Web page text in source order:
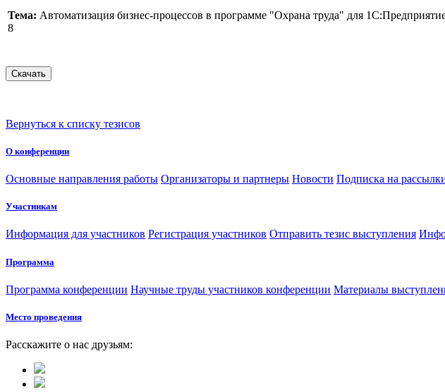
Тема: Автоматизация бизнес-процессов в программе "Охрана труда" для
8
Вернуться к списку тезисов
О конференции
Основные направления работы Организаторы и партнеры Новости Подписка на
Участникам
Информация для участников Регистрация участников Отправить тезис выступления
Программа
Программа конференции Научные труды участников конференции Материалы
Место проведения
Расскажите о нас друзьям: